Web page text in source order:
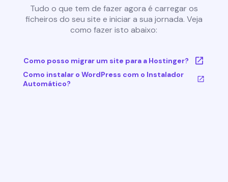
Tudo o que tem de fazer agora é carregar os
ficheiros do seu site e iniciar a sua jornada. Veja
como fazer isto abaixo:
Como posso migrar um site para a Hostinger?
Como instalar o WordPress com o Instalador
Automático?